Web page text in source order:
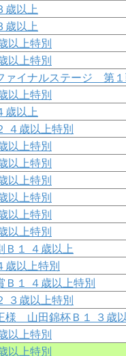
歳以上
歳以上
以上特別
以上特別
ァイナルステージ 第
以上特別
歳以上
４歳以上特別
以上特別
以上特別
以上特別
以上特別
以上特別
以上特別
Ｂ１ ４歳以上
歳以上特別
Ｂ１ ４歳以上特別
３歳以上特別
様 山田錦杯Ｂ１ ３歳
以上特別
以上特別